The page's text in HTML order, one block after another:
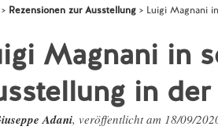
Rezensionen zur Ausstellung Luigi Magnani
Magnani in
in
Adani, veröffentlicht am 18/09/